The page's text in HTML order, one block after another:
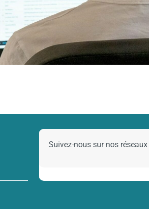
Suivez-nous sur nos